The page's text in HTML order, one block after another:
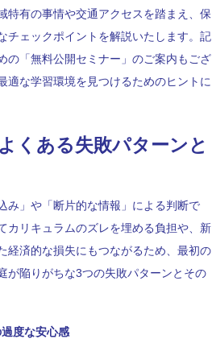
特有の事情や交通アクセスを踏まえ、保
チェックポイントを解説いたします。記
の「無料公開セミナー」のご案内もござ
適な学習環境を見つけるためのヒントに
くある失敗パターンと
み」や「断片的な情報」による判断で
カリキュラムのズレを埋める負担や、新
経済的な損失にもつながるため、最初の
が陥りがちな3つの失敗パターンとその
度な安心感